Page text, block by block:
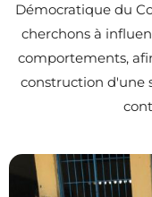
Démocratique du
cherchons à
comportements,
construction d'une